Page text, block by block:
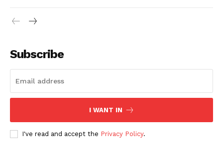
Subscribe
I WANT IN
I've read and accept the Privacy Policy.